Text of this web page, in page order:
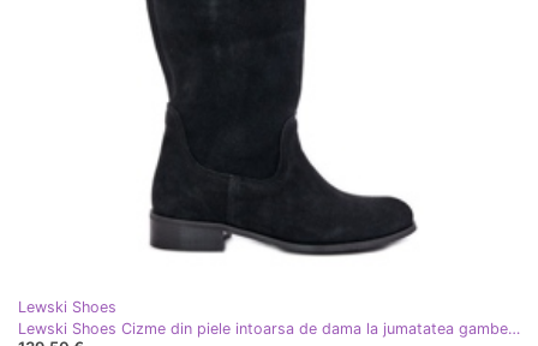
Lewski Shoes
Lewski Shoes Cizme din piele intoarsa de dama la jumatatea gambei cu fermoar stanga 3616 negru